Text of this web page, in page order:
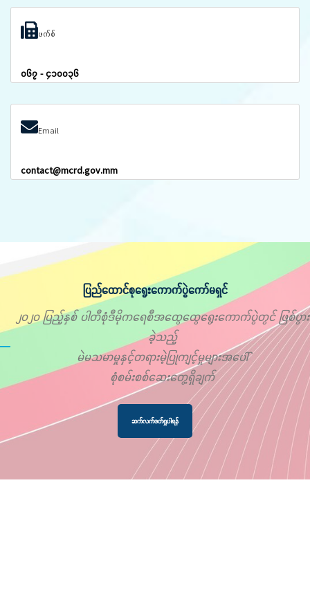
ဖက်စ်
၀၆၇ - ၄၁၀၀၃၆
Email
contact@mcrd.gov.mm
ပြည်ထောင်စုရွေးကောက်ပွဲကော်မရှင်
၂၀၂၀ ပြည့်နှစ် ပါတီစုံဒီမိုကရေစီအထွေထွေရွေးကောက်ပွဲတွင် ဖြစ်ပွား
ခဲ့သည့်
မဲမသမာမှုနှင့်တရားမဲ့ပြုကျင့်မှုများအပေါ်
စုံစမ်းစစ်ဆေးတွေ့ရှိချက်
ဆက်လက်ဖတ်ရှုပါရန်